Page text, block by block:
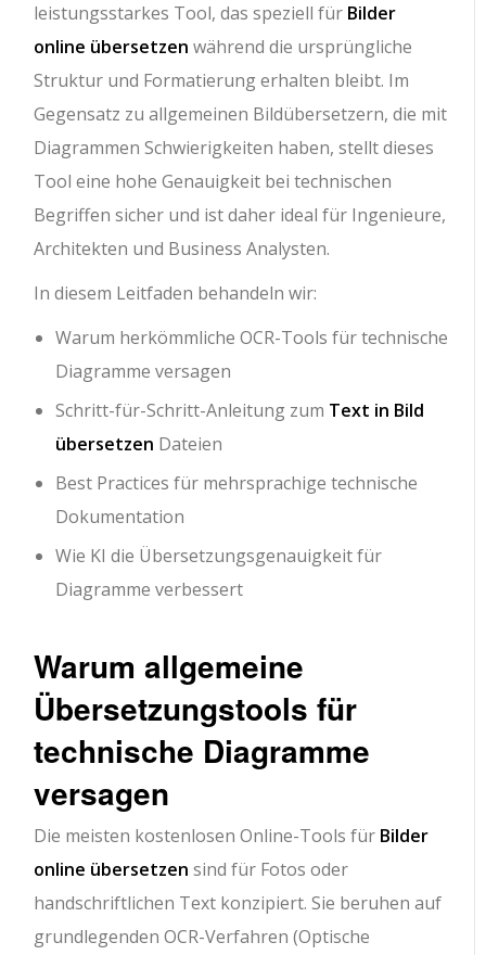
leistungsstarkes Tool, das speziell für Bilder
online übersetzen während die ursprüngliche
Struktur und Formatierung erhalten bleibt. Im
Gegensatz zu allgemeinen Bildübersetzern, die mit
Diagrammen Schwierigkeiten haben, stellt dieses
Tool eine hohe Genauigkeit bei technischen
Begriffen sicher und ist daher ideal für Ingenieure,
Architekten und Business Analysten.
In diesem Leitfaden behandeln wir:
Warum herkömmliche OCR-Tools für technische
Diagramme versagen
Schritt-für-Schritt-Anleitung zum Text in Bild
übersetzen Dateien
Best Practices für mehrsprachige technische
Dokumentation
Wie KI die Übersetzungsgenauigkeit für
Diagramme verbessert
Warum allgemeine
Übersetzungstools für
technische Diagramme
versagen
Die meisten kostenlosen Online-Tools für Bilder
online übersetzen sind für Fotos oder
handschriftlichen Text konzipiert. Sie beruhen auf
grundlegenden OCR-Verfahren (Optische